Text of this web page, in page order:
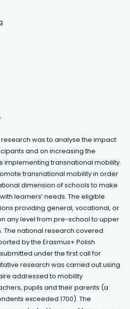
was to analyse the impact
and on increasing the
implementing transnational mobility.
transnational mobility in order
dimension of schools to make
learners’ needs. The eligible
providing general, vocational, or
any level from pre-school to upper
The national research covered
by the Erasmus+ Polish
under the first call for
research was carried out using
addressed to mobility
pupils and their parents (a
exceeded 1700). The